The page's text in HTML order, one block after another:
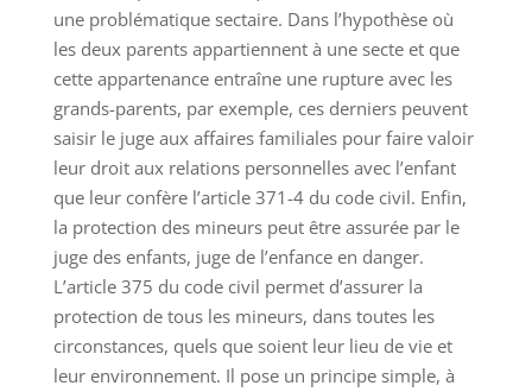
une problématique sectaire. Dans l’hypothèse où
les deux parents appartiennent à une secte et que
cette appartenance entraîne une rupture avec les
grands-parents, par exemple, ces derniers peuvent
saisir le juge aux affaires familiales pour faire valoir
leur droit aux relations personnelles avec l’enfant
que leur confère l’article 371-4 du code civil. Enfin,
la protection des mineurs peut être assurée par le
juge des enfants, juge de l’enfance en danger.
L’article 375 du code civil permet d’assurer la
protection de tous les mineurs, dans toutes les
circonstances, quels que soient leur lieu de vie et
leur environnement. Il pose un principe simple, à